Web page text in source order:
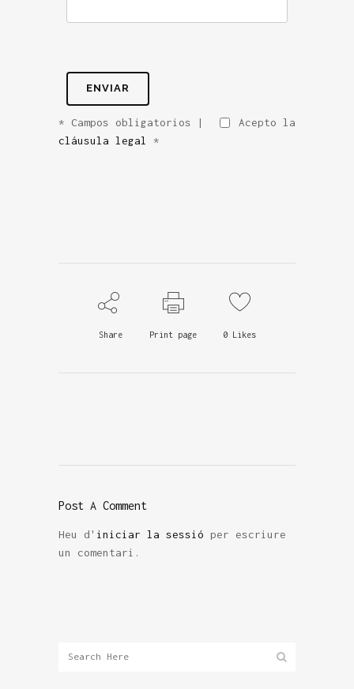
* Campos obligatorios | Acepto la
cláusula legal
*
Share Print page 0 Likes
Post A Comment
Heu d' iniciar la sessió per escriure
un comentari.